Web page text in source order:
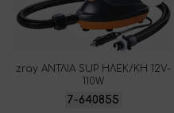
zray ΑΝΤΛΙΑ SUP ΗΛΕΚ/ΚΗ 12V-
110W
7-640855